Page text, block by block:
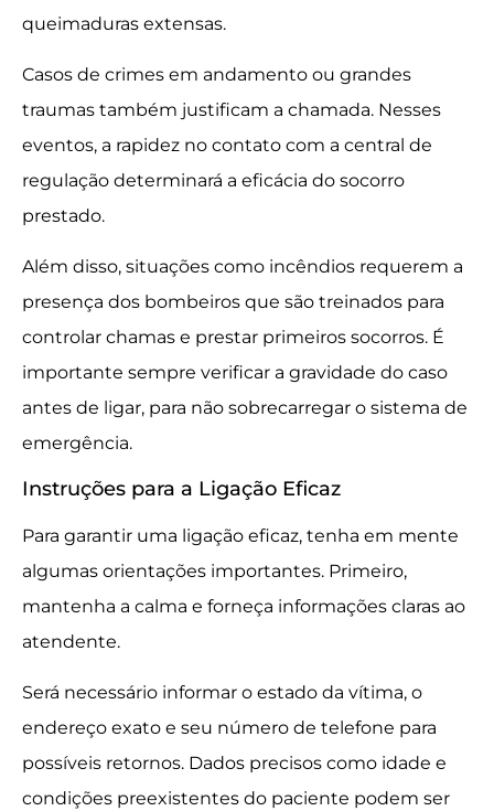
queimaduras extensas.
Casos de crimes em andamento ou grandes
traumas também justificam a chamada. Nesses
eventos, a rapidez no contato com a central de
regulação determinará a eficácia do socorro
prestado.
Além disso, situações como incêndios requerem a
presença dos bombeiros que são treinados para
controlar chamas e prestar primeiros socorros. É
importante sempre verificar a gravidade do caso
antes de ligar, para não sobrecarregar o sistema de
emergência.
Instruções para a Ligação Eficaz
Para garantir uma ligação eficaz, tenha em mente
algumas orientações importantes. Primeiro,
mantenha a calma e forneça informações claras ao
atendente.
Será necessário informar o estado da vítima, o
endereço exato e seu número de telefone para
possíveis retornos. Dados precisos como idade e
condições preexistentes do paciente podem ser